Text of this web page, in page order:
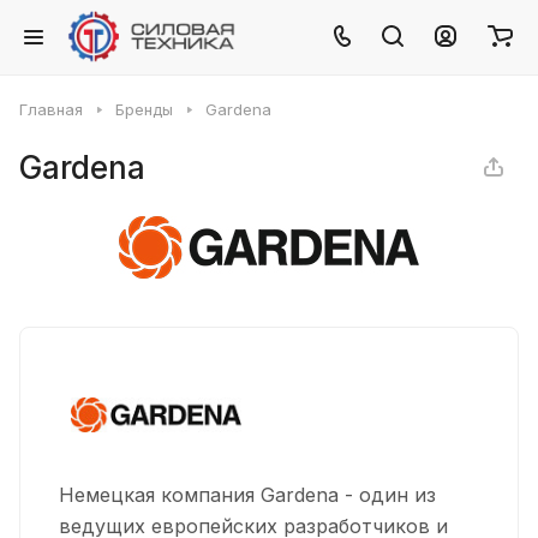
Главная Бренды Gardena
Gardena
Немецкая компания Gardena - один из
ведущих европейских разработчиков и